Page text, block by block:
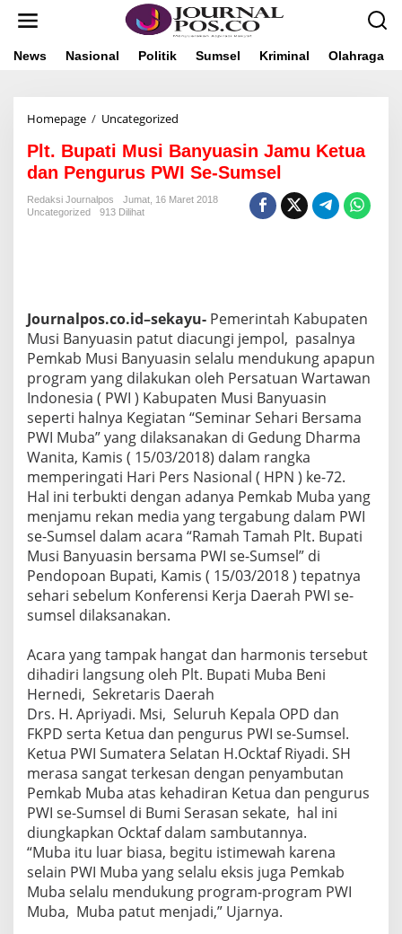
News Nasional Politik Sumsel Kriminal Olahraga
Homepage / Uncategorized
t
.
B
u
s
i
B
a
n
y
u
a
s
i
n
J
a
m
u
K
e
u
a
n
P
e
n
g
u
u
s
P
W
I
S
e
-
S
Plt. Bupati Musi Banyuasin Jamu Ketua
dan Pengurus PWI Se-Sumsel
Redaksi Journalpos
Jumat, 16 Maret 2018
Uncategorized
913 Dilihat
Journalpos.co.id–sekayu- Pemerintah Kabupaten
Musi Banyuasin patut diacungi jempol, pasalnya
Pemkab Musi Banyuasin selalu mendukung apapun
program yang dilakukan oleh Persatuan Wartawan
Indonesia ( PWI ) Kabupaten Musi Banyuasin
seperti halnya Kegiatan “Seminar Sehari Bersama
PWI Muba” yang dilaksanakan di Gedung Dharma
Wanita, Kamis ( 15/03/2018) dalam rangka
memperingati Hari Pers Nasional ( HPN ) ke-72.
Hal ini terbukti dengan adanya Pemkab Muba yang
menjamu rekan media yang tergabung dalam PWI
se-Sumsel dalam acara “Ramah Tamah Plt. Bupati
Musi Banyuasin bersama PWI se-Sumsel” di
Pendopoan Bupati, Kamis ( 15/03/2018 ) tepatnya
sehari sebelum Konferensi Kerja Daerah PWI se-
sumsel dilaksanakan.
Acara yang tampak hangat dan harmonis tersebut
dihadiri langsung oleh Plt. Bupati Muba Beni
Hernedi, Sekretaris Daerah
Drs. H. Apriyadi. Msi, Seluruh Kepala OPD dan
FKPD serta Ketua dan pengurus PWI se-Sumsel.
Ketua PWI Sumatera Selatan H.Ocktaf Riyadi. SH
merasa sangat terkesan dengan penyambutan
Pemkab Muba atas kehadiran Ketua dan pengurus
PWI se-Sumsel di Bumi Serasan sekate, hal ini
diungkapkan Ocktaf dalam sambutannya.
“Muba itu luar biasa, begitu istimewah karena
selain PWI Muba yang selalu eksis juga Pemkab
Muba selalu mendukung program-program PWI
Muba, Muba patut menjadi,” Ujarnya.